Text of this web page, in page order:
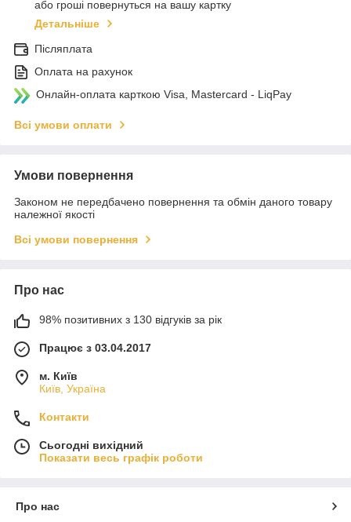
або гроші повернуться на вашу картку
Детальніше
Післяплата
Оплата на рахунок
Онлайн-оплата карткою Visa, Mastercard - LiqPay
Всі умови оплати
Умови повернення
Законом не передбачено повернення та обмін даного товару
належної якості
Всі умови повернення
Про нас
98% позитивних з 130 відгуків за рік
Працює з 03.04.2017
м. Київ
Київ, Україна
Контакти
Сьогодні вихідний
Показати весь графік роботи
Про нас